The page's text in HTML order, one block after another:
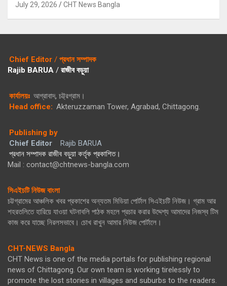
July 29, 2026 CHT News Bangla
Chief Editor / প্রধান সম্পাদক
Rajib BARUA / রাজীব বড়ুয়া
কার্যালয়ঃ আগ্রাবাদ, চট্ট্রগ্রাম।
Head office: Akteruzzaman Tower, Agrabad, Chittagong.
Publishing by
Chief Editor
Rajib BARUA
প্রধান সম্পাদক রাজীব বড়ুয়া কর্তৃক প্রকাশিত।
Mail : contact@chtnews-bangla.com
সিএইচটি নিউজ বাংলা
চট্টগ্রামের আঞ্চলিক খবর প্রকাশের অন্যতম মিডিয়া পোর্টাল সিএইচটি নিউজ। গ্রাম আর
শহরতলিতে হারিয়ে যাওয়া ঘটনাবলি পাঠক মহলে প্রচার করার উদ্দেশ্য আমাদের নিজস্ব টিম
কাজ করে যাচ্ছে নিরলসভাবে। চোখ রাখুন আমার নিউজ পোর্টালে।
CHT-NEWS Bangla
CHT News is one of the media portals for publishing regional
news of Chittagong. Our own team is working tirelessly to
promote the lost stories in villages and suburbs to the readers.